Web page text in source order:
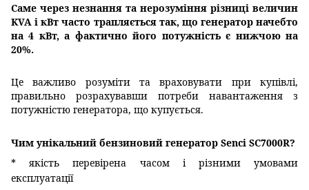
Саме через незнання та нерозуміння різниці величин
KVA і кВт часто трапляється так, що генератор начебто
на 4 кВт, а фактично його потужність є нижчою на
20%.
Це важливо розуміти та враховувати при купівлі,
правильно розрахувавши потреби навантаження з
потужністю генератора, що купується.
Чим унікальний бензиновий генератор Senci SC7000R?
* якість перевірена часом і різними умовами
експлуатації